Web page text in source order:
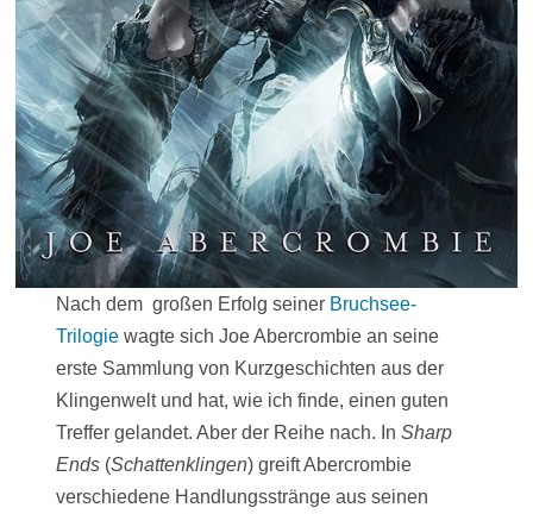
Nach dem großen Erfolg seiner Bruchsee-
Trilogiewagte sich Joe Abercrombie an seine
erste Sammlung von Kurzgeschichten aus der
Klingenwelt und hat, wie ich finde, einen guten
Treffer gelandet. Aber der Reihe nach. In Sharp
Ends(Schattenklingen) greift Abercrombie
verschiedene Handlungsstränge aus seinen